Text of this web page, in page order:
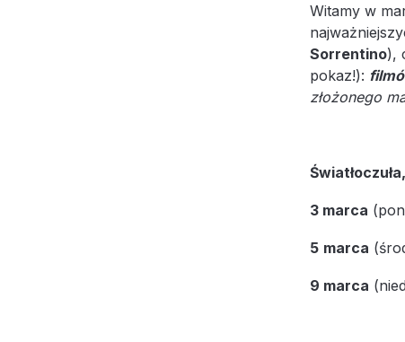
Witamy w
Sorrentino),
pokaz!):
złożonego
Światłoczuła,
3 marca
5 marca
9 marca